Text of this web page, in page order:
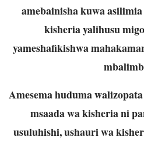
amebainisha kuwa
kisheria yalihusu
yameshafikishwa
Amesema huduma
msaada wa kisheria ni
usuluhishi, ushauri wa